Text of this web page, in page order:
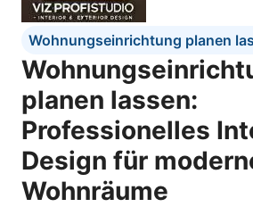
Wohnungseinrichtung planen
planen lassen:
Professionelles
Design für
Wohnräume